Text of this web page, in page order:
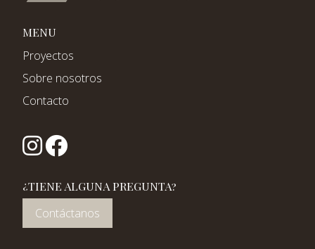
MENU
Proyectos
Sobre nosotros
Contacto
¿TIENE ALGUNA PREGUNTA?
Contáctanos